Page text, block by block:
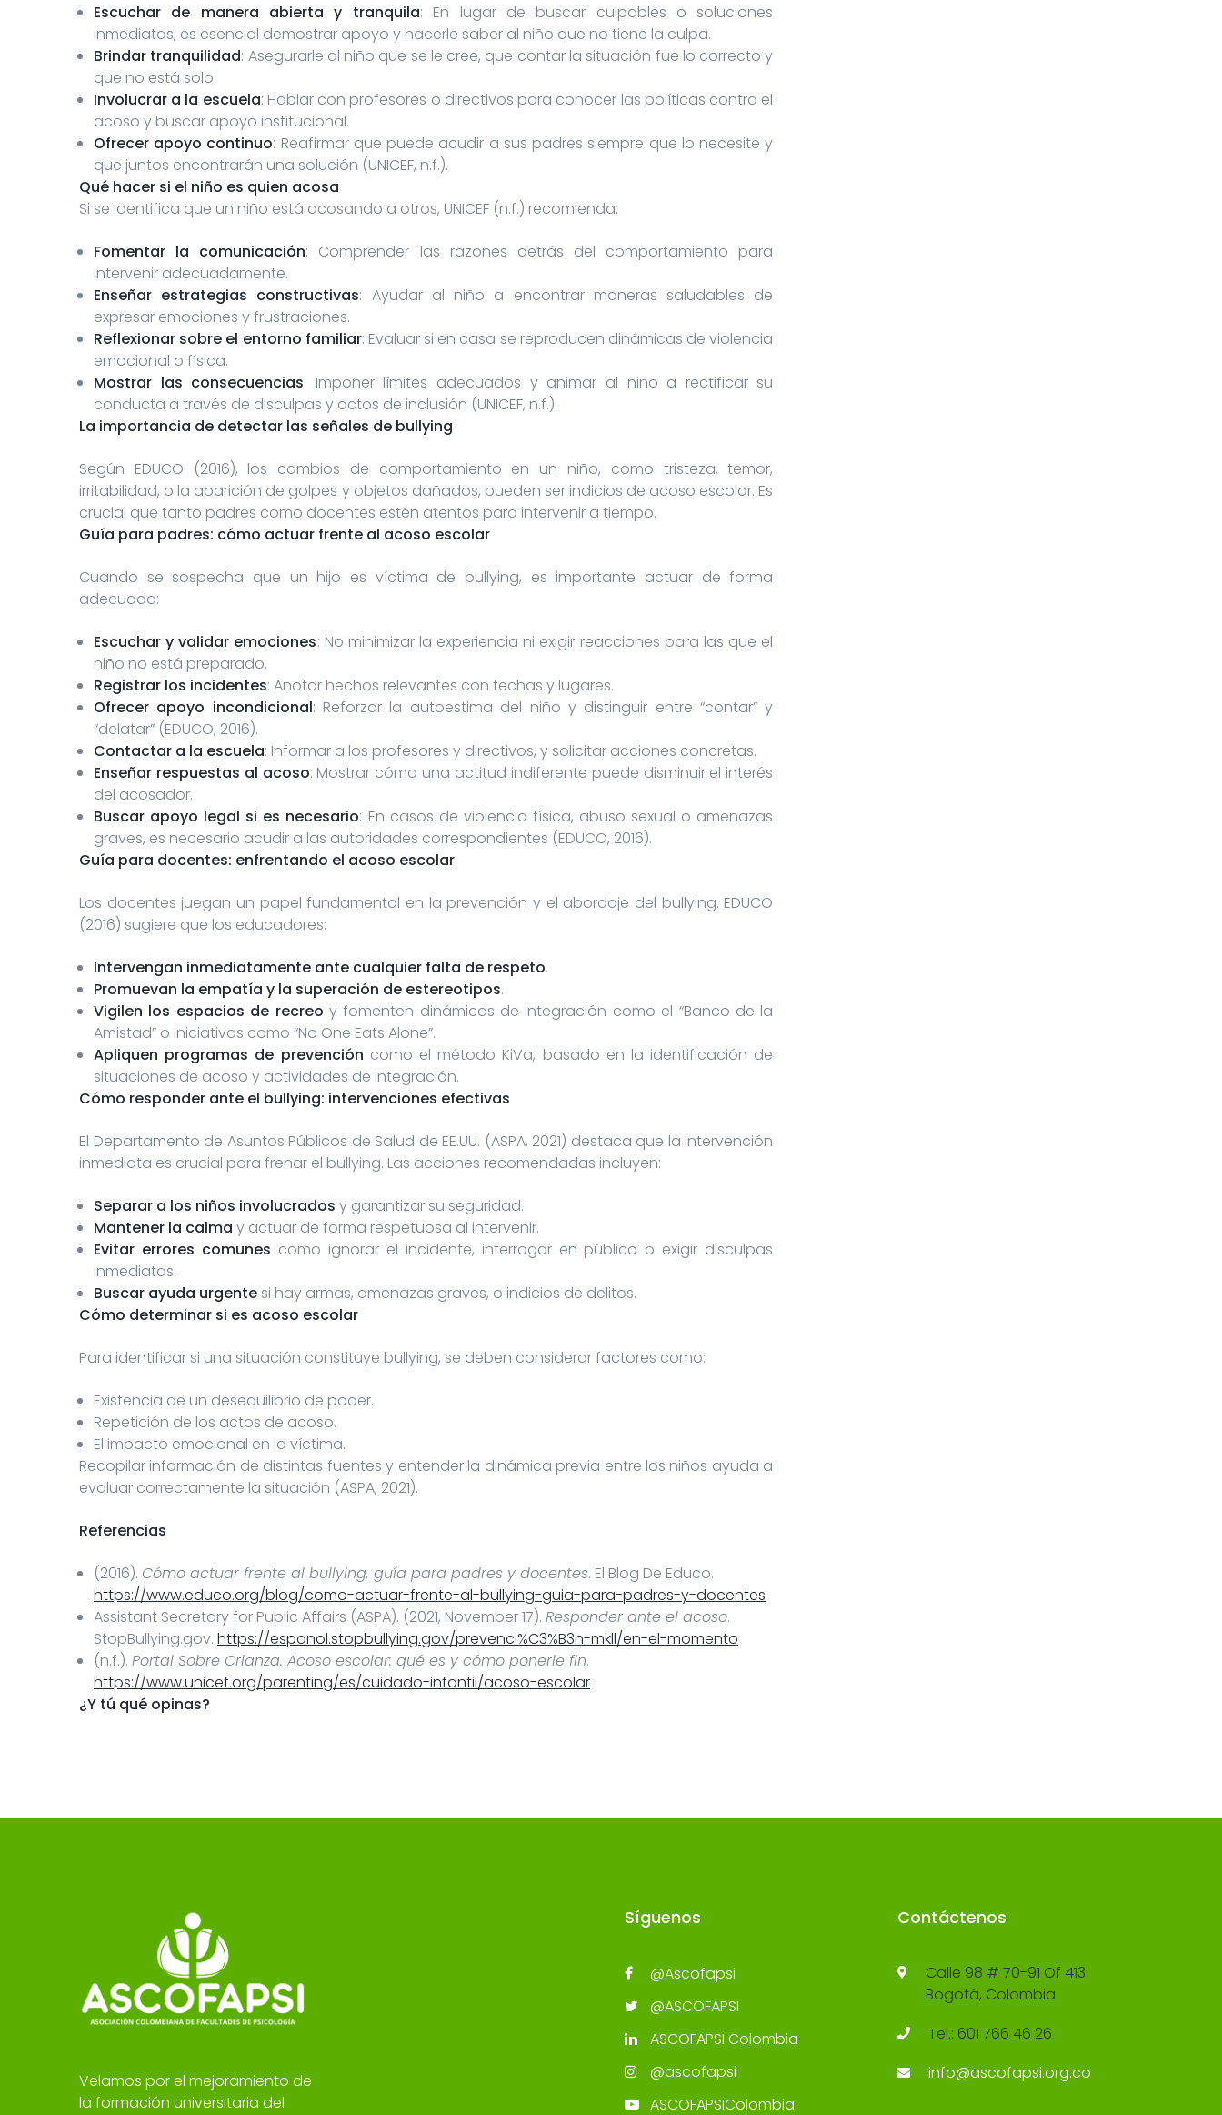
Escuchar de manera abierta y tranquila: En lugar de buscar culpables o soluciones
inmediatas, es esencial demostrar apoyo y hacerle saber al niño que no tiene la culpa.
Brindar tranquilidad: Asegurarle al niño que se le cree, que contar la situación fue lo correcto y
que no está solo.
Involucrar a la escuela: Hablar con profesores o directivos para conocer las políticas contra el
acoso y buscar apoyo institucional.
Ofrecer apoyo continuo: Reafirmar que puede acudir a sus padres siempre que lo necesite y
que juntos encontrarán una solución (UNICEF, n.f.).
Qué hacer si el niño es quien acosa
Si se identifica que un niño está acosando a otros, UNICEF (n.f.) recomienda:
Fomentar la comunicación: Comprender las razones detrás del comportamiento para
intervenir adecuadamente.
Enseñar estrategias constructivas: Ayudar al niño a encontrar maneras saludables de
expresar emociones y frustraciones.
Reflexionar sobre el entorno familiar: Evaluar si en casa se reproducen dinámicas de violencia
emocional o física.
Mostrar las consecuencias: Imponer límites adecuados y animar al niño a rectificar su
conducta a través de disculpas y actos de inclusión (UNICEF, n.f.).
La importancia de detectar las señales de bullying
Según EDUCO (2016), los cambios de comportamiento en un niño, como tristeza, temor,
irritabilidad, o la aparición de golpes y objetos dañados, pueden ser indicios de acoso escolar. Es
crucial que tanto padres como docentes estén atentos para intervenir a tiempo.
Guía para padres: cómo actuar frente al acoso escolar
Cuando se sospecha que un hijo es víctima de bullying, es importante actuar de forma
adecuada:
Escuchar y validar emociones: No minimizar la experiencia ni exigir reacciones para las que el
niño no está preparado.
Registrar los incidentes: Anotar hechos relevantes con fechas y lugares.
Ofrecer apoyo incondicional: Reforzar la autoestima del niño y distinguir entre “contar” y
“delatar” (EDUCO, 2016).
Contactar a la escuela: Informar a los profesores y directivos, y solicitar acciones concretas.
Enseñar respuestas al acoso: Mostrar cómo una actitud indiferente puede disminuir el interés
del acosador.
Buscar apoyo legal si es necesario: En casos de violencia física, abuso sexual o amenazas
graves, es necesario acudir a las autoridades correspondientes (EDUCO, 2016).
Guía para docentes: enfrentando el acoso escolar
Los docentes juegan un papel fundamental en la prevención y el abordaje del bullying. EDUCO
(2016) sugiere que los educadores:
Intervengan inmediatamente ante cualquier falta de respeto.
Promuevan la empatía y la superación de estereotipos.
Vigilen los espacios de recreo y fomenten dinámicas de integración como el “Banco de la
Amistad” o iniciativas como “No One Eats Alone”.
Apliquen programas de prevención como el método KiVa, basado en la identificación de
situaciones de acoso y actividades de integración.
Cómo responder ante el bullying: intervenciones efectivas
El Departamento de Asuntos Públicos de Salud de EE.UU. (ASPA, 2021) destaca que la intervención
inmediata es crucial para frenar el bullying. Las acciones recomendadas incluyen:
Separar a los niños involucrados y garantizar su seguridad.
Mantener la calma y actuar de forma respetuosa al intervenir.
Evitar errores comunes como ignorar el incidente, interrogar en público o exigir disculpas
inmediatas.
Buscar ayuda urgente si hay armas, amenazas graves, o indicios de delitos.
Cómo determinar si es acoso escolar
Para identificar si una situación constituye bullying, se deben considerar factores como:
Existencia de un desequilibrio de poder.
Repetición de los actos de acoso.
El impacto emocional en la víctima.
Recopilar información de distintas fuentes y entender la dinámica previa entre los niños ayuda a
evaluar correctamente la situación (ASPA, 2021).
Referencias
(2016). Cómo actuar frente al bullying, guía para padres y docentes. El Blog De Educo.
https://www.educo.org/blog/como-actuar-frente-al-bullying-guia-para-padres-y-docentes
Assistant Secretary for Public Affairs (ASPA). (2021, November 17). Responder ante el acoso.
StopBullying.gov. https://espanol.stopbullying.gov/prevenci%C3%B3n-mkll/en-el-momento
(n.f.). Portal Sobre Crianza. Acoso escolar: qué es y cómo ponerle fin.
https://www.unicef.org/parenting/es/cuidado-infantil/acoso-escolar
¿Y tú qué opinas?
Velamos por el mejoramiento de
la formación universitaria del
Síguenos
@Ascofapsi
@ASCOFAPSI
ASCOFAPSI Colombia
@ascofapsi
ASCOFAPSIColombia
Contáctenos
Calle 98 # 70-91 Of 413
Bogotá, Colombia
Tel.: 601 766 46 26
info@ascofapsi.org.co